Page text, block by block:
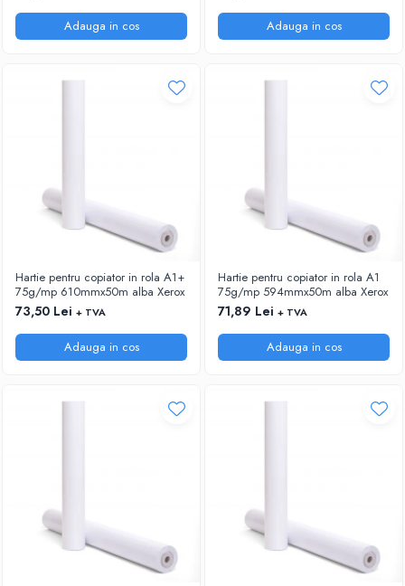
Adauga in cos Adauga in cos
Hartie pentru copiator in rola A1+
75g/mp 610mmx50m alba Xerox
73,50 Lei + TVA
Adauga in cos
Hartie pentru copiator in rola A1
75g/mp 594mmx50m alba Xerox
71,89 Lei + TVA
Adauga in cos